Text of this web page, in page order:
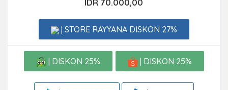
IDR 70.000,00
| STORE RAYYANA DISKON 27%
| DISKON 25% | DISKON 25%